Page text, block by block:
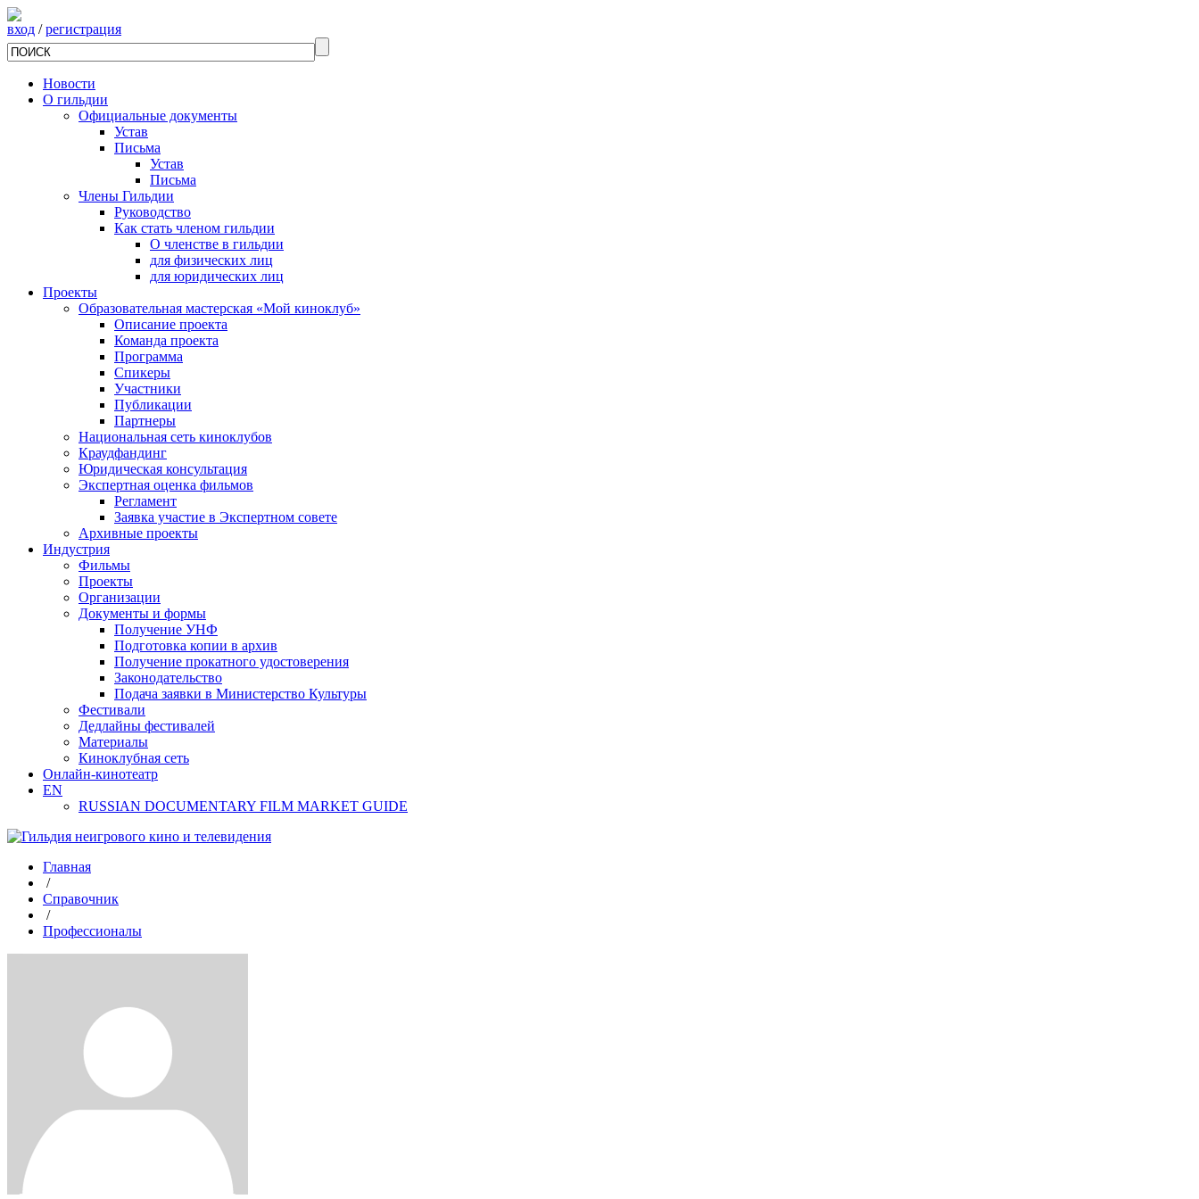
вход /регистрация
Новости
О гильдии
Официальные документы
Устав
Письма
Устав
Письма
Члены Гильдии
Руководство
Как стать членом гильдии
О членстве в гильдии
для физических лиц
для юридических лиц
Проекты
Образовательная мастерская «Мой киноклуб»
Описание проекта
Команда проекта
Программа
Спикеры
Участники
Публикации
Партнеры
Национальная сеть киноклубов
Краудфандинг
Юридическая консультация
Экспертная оценка фильмов
Регламент
Заявка участие в Экспертном совете
Архивные проекты
Индустрия
Фильмы
Проекты
Организации
Документы и формы
Получение УНФ
Подготовка копии в архив
Получение прокатного удостоверения
Законодательство
Подача заявки в Министерство Культуры
Фестивали
Дедлайны фестивалей
Материалы
Киноклубная сеть
Онлайн-кинотеатр
EN
RUSSIAN DOCUMENTARY FILM MARKET GUIDE
Главная
/
Справочник
/
Профессионалы